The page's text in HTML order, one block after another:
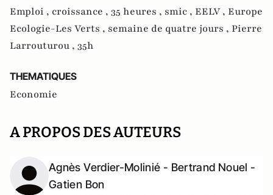
Emploi , croissance , 35 heures , smic , EELV , Europe
Ecologie-Les Verts , semaine de quatre jours , Pierre
Larrouturou , 35h
THEMATIQUES
Economie
A PROPOS DES AUTEURS
Agnès Verdier-Molinié - Bertrand Nouel -
Gatien Bon